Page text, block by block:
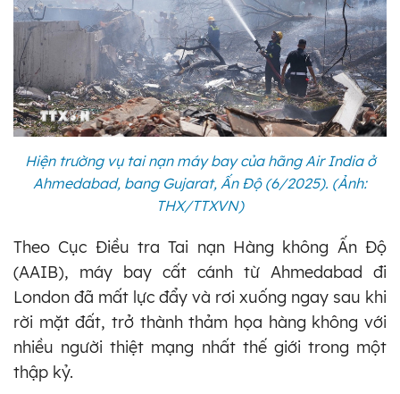
Hiện trường vụ tai nạn máy bay của hãng Air India ở
Ahmedabad, bang Gujarat, Ấn Độ (6/2025). (Ảnh:
THX/TTXVN)
Theo Cục Điều tra Tai nạn Hàng không Ấn Độ
(AAIB), máy bay cất cánh từ Ahmedabad đi
London đã mất lực đẩy và rơi xuống ngay sau khi
rời mặt đất, trở thành thảm họa hàng không với
nhiều người thiệt mạng nhất thế giới trong một
thập kỷ.